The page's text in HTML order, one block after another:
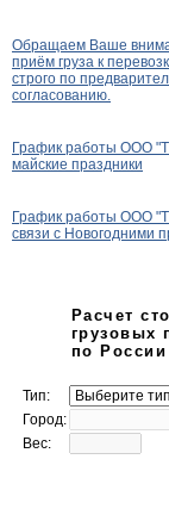
Обращаем Ваше
приём груза к
строго по
согласованию.
График работы ООО
майские праздники
График работы ООО
связи с Новогодними
Расчет
грузовых
по России
Тип:
Город:
Вес: